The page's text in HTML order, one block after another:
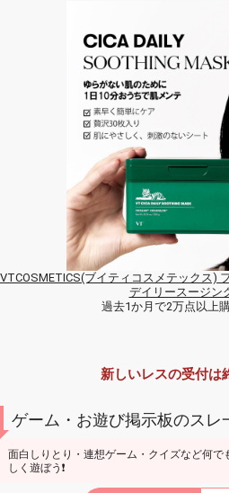
VTCOSMETICS(ブイティコスメテックス)
デイリースージン
過去1か月で2万点以上
新しいレスの受付は
ゲーム・お遊び掲示板のスレ
面白しりとり・連想ゲーム・クイズなど何で
しく遊ぼう❗